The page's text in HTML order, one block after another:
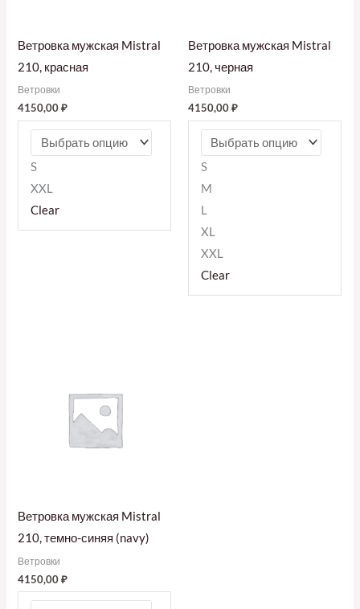
Ветровка мужская Mistral
210, красная
Ветровки
4150,00₽
S
XXL
Clear
Ветровка мужская Mistral
210, черная
Ветровки
4150,00₽
S
M
L
XL
XXL
Clear
Ветровка мужская Mistral
210, темно-синяя (navy)
Ветровки
4150,00₽